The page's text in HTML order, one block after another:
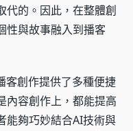
代的。因此，在整體創
性與故事融入到播客
客創作提供了多種便捷
內容創作上，都能提高
能夠巧妙結合AI技術與